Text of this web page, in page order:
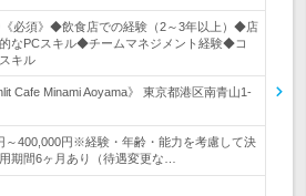
必須》◆飲食店での経験（2～3年以上）◆店
なPCスキル◆チームマネジメント経験◆コ
キル
Cafe Minami Aoyama》 東京都港区南青山1-
～400,000円※経験・年齢・能力を考慮して決
期間6ヶ月あり（待遇変更な…